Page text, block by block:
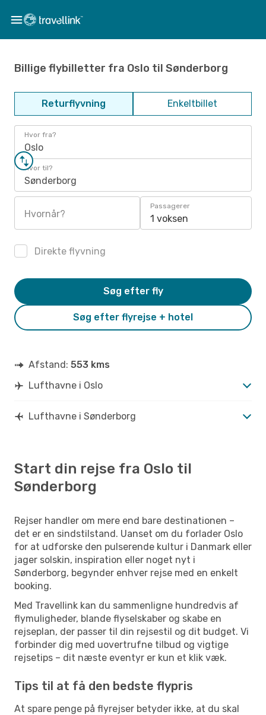
Billige flybilletter fra Oslo til Sønderborg
Returflyvning Enkeltbillet
Hvor fra?
Oslo
Hvor til?
Sønderborg
Hvornår?
Passagerer
1 voksen
Direkte flyvning
Søg efter flyrejse + hotel
Søg efter fly
Afstand: 553 kms
Lufthavne i Oslo
Lufthavne i Sønderborg
Start din rejse fra Oslo til
Sønderborg
Rejser handler om mere end bare destinationen –
det er en sindstilstand. Uanset om du forlader Oslo
for at udforske den pulserende kultur i Danmark eller
jager solskin, inspiration eller noget nyt i
Sønderborg, begynder enhver rejse med en enkelt
booking.
Med Travellink kan du sammenligne hundredvis af
flymuligheder, blande flyselskaber og skabe en
rejseplan, der passer til din rejsestil og dit budget. Vi
forbinder dig med uovertrufne tilbud og vigtige
rejsetips – dit næste eventyr er kun et klik væk.
Tips til at få den bedste flypris
At spare penge på flyrejser betyder ikke, at du skal